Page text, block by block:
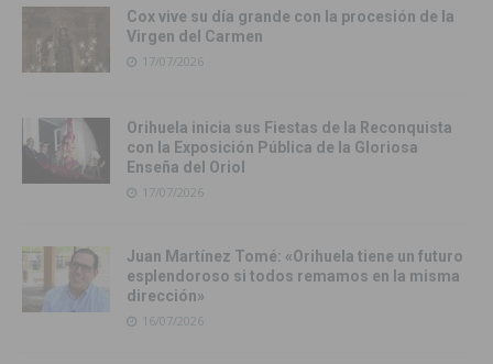
Cox vive su día grande con la procesión de la
Virgen del Carmen
17/07/2026
Orihuela inicia sus Fiestas de la Reconquista
con la Exposición Pública de la Gloriosa
Enseña del Oriol
17/07/2026
Juan Martínez Tomé: «Orihuela tiene un futuro
esplendoroso si todos remamos en la misma
dirección»
16/07/2026